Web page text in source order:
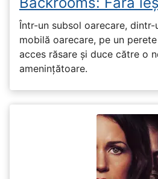
Într-un subsol oarecare, dintr-
mobilă oarecare, pe un
acces răsare și duce către o
amenințătoare.